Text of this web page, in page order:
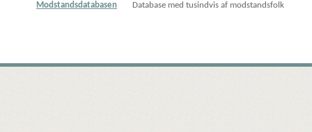
Modstandsdatabasen Database med tusindvis af modstandsfolk